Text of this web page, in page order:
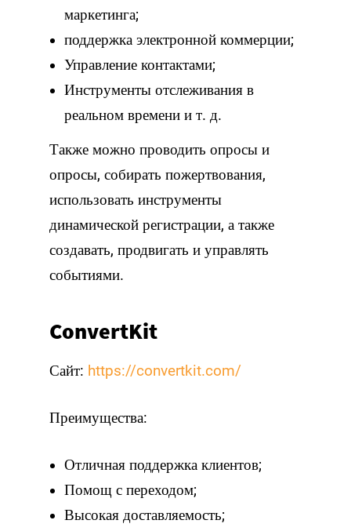
маркетинга;
поддержка электронной коммерции;
Управление контактами;
Инструменты отслеживания в
реальном времени и т. д.
Также можно проводить опросы и
опросы, собирать пожертвования,
использовать инструменты
динамической регистрации, а также
создавать, продвигать и управлять
событиями.
ConvertKit
Сайт: https://convertkit.com/
Преимущества:
Отличная поддержка клиентов;
Помощ с переходом;
Высокая доставляемость;